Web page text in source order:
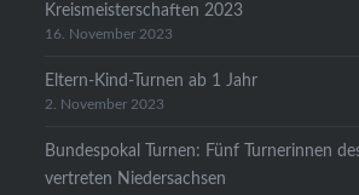
Kreismeisterschaften 2023
16. November 2023
Eltern-Kind-Turnen ab 1 Jahr
2. November 2023
Bundespokal Turnen: Fünf Turnerinnen
vertreten Niedersachsen